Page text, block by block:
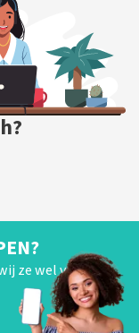
ze wel van je!